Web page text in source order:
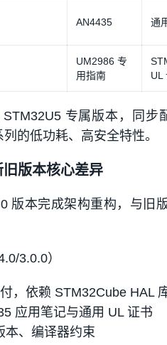
AN4435 通
UM2986 专
用指南
UL
专属版本，同步
的低功耗、高安全特性。
版本核心差异
版本完成架构重构，与旧
3.0.0）
，依赖 STM32Cube HAL
应用笔记与通用 UL 证书
本、编译器约束